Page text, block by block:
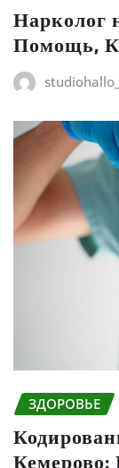
Нарколог
Помощь,
studiohallo_
ЗДОРОВЬЕ